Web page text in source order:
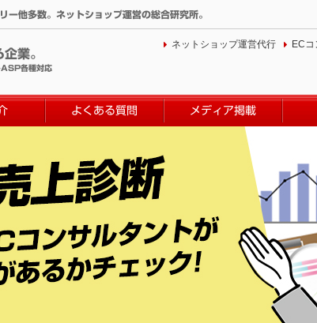
他多数。ネットショップ運営の総合研究所。
業。
各種対応
ネットショップ運営代行 EC
よくある質問 メディア掲載